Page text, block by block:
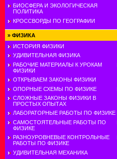
БИОСФЕРА И ЭКОЛОГИЧЕСКАЯ
ПОЛИТИКА
КРОССВОРДЫ ПО ГЕОГРАФИИ
» ФИЗИКА
ИСТОРИЯ ФИЗИКИ
УДИВИТЕЛЬНАЯ ФИЗИКА
РАБОЧИЕ МАТЕРИАЛЫ К УРОКАМ
ФИЗИКИ
ОТКРЫВАЕМ ЗАКОНЫ ФИЗИКИ
ОПОРНЫЕ СХЕМЫ ПО ФИЗИКЕ
СЛОЖНЫЕ ЗАКОНЫ ФИЗИКИ В
ПРОСТЫХ ОПЫТАХ
ЛАБОРАТОРНЫЕ РАБОТЫ ПО ФИЗИКЕ
САМОСТОЯТЕЛЬНЫЕ РАБОТЫ ПО
ФИЗИКЕ
РАЗНОУРОВНЕВЫЕ КОНТРОЛЬНЫЕ
РАБОТЫ ПО ФИЗИКЕ
УДИВИТЕЛЬНАЯ МЕХАНИКА